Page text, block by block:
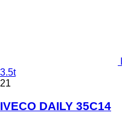
3.5t
21
IVECO DAILY 35C14